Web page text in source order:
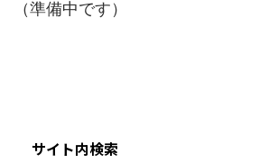
（準備中です）
サイト内検索